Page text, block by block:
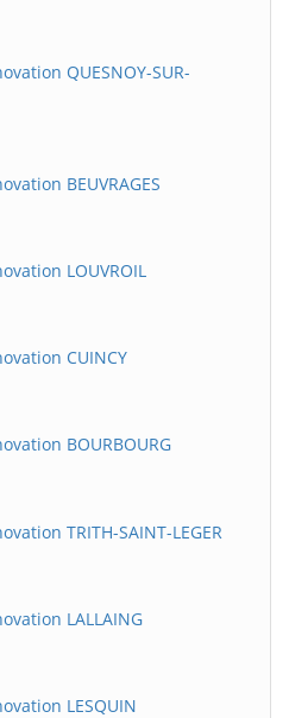
QUESNOY-SUR-
BEUVRAGES
LOUVROIL
CUINCY
BOURBOURG
TRITH-SAINT-LEGER
LALLAING
LESQUIN